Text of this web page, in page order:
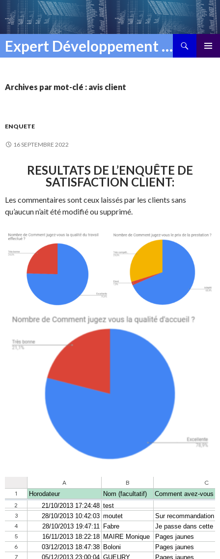
Expert Développement Delphi
Recherche
ALLER
Archives par mot-clé : avis client
ENQUETE
16 SEPTEMBRE 2022
RESULTATS DE L’ENQUÊTE DE
SATISFACTION CLIENT:
Les commentaires sont ceux laissés par les clients sans
qu’aucun n’ait été modifié ou supprimé.